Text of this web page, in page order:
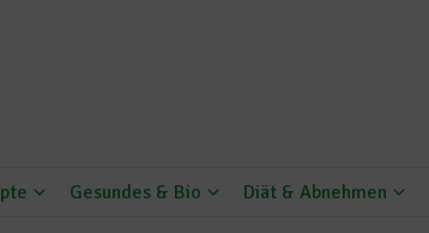
Gesundes & Bio Diät & Abnehmen